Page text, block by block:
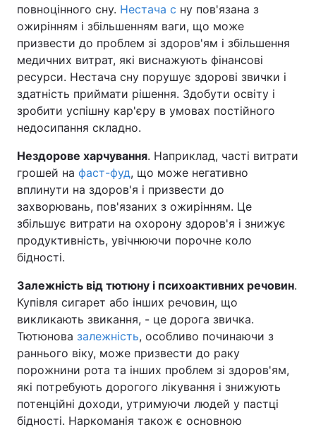
повноцінного сну. Нестача с ну пов'язана з
ожирінням і збільшенням ваги, що може
призвести до проблем зі здоров'ям і збільшення
медичних витрат, які виснажують фінансові
ресурси. Нестача сну порушує здорові звички і
здатність приймати рішення. Здобути освіту і
зробити успішну кар'єру в умовах постійного
недосипання складно.
Нездорове харчування. Наприклад, часті витрати
грошей на фаст-фуд, що може негативно
вплинути на здоров'я і призвести до
захворювань, пов'язаних з ожирінням. Це
збільшує витрати на охорону здоров'я і знижує
продуктивність, увічнюючи порочне коло
бідності.
Залежність від тютюну і психоактивних речовин.
Купівля сигарет або інших речовин, що
викликають звикання, - це дорога звичка.
Тютюнова залежність, особливо починаючи з
раннього віку, може призвести до раку
порожнини рота та інших проблем зі здоров'ям,
які потребують дорогого лікування і знижують
потенційні доходи, утримуючи людей у пастці
бідності. Наркоманія також є основною